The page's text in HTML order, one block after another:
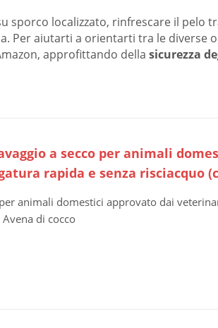
localizzato, rinfrescare il pelo
Per aiutarti a orientarti tra le diverse
approfittando della sicurezza
a secco per animali
rapida e senza risciacquo
animali domestici approvato dai
di cocco